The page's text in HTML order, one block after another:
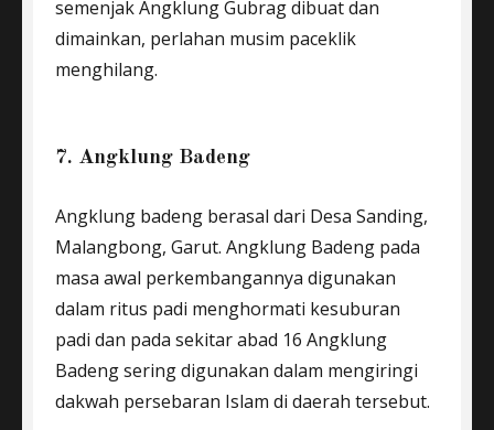
semenjak Angklung Gubrag dibuat dan
dimainkan, perlahan musim paceklik
menghilang.
7. Angklung Badeng
Angklung badeng berasal dari Desa Sanding,
Malangbong, Garut. Angklung Badeng pada
masa awal perkembangannya digunakan
dalam ritus padi menghormati kesuburan
padi dan pada sekitar abad 16 Angklung
Badeng sering digunakan dalam mengiringi
dakwah persebaran Islam di daerah tersebut.